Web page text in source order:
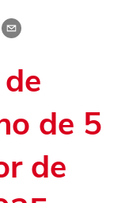
de 5
de